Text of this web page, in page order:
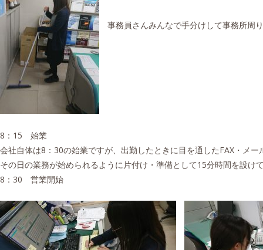
事務員さんみんなで手分けして事務所周
8：15 始業
会社自体は8：30の始業ですが、出勤したときに目を通したFAX・メー
その日の業務が始められるように片付け・準備として15分時間を設け
8：30 営業開始